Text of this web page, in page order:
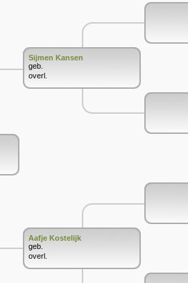
Sijmen Kansen
geb.
overl.
Aafje Kostelijk
geb.
overl.